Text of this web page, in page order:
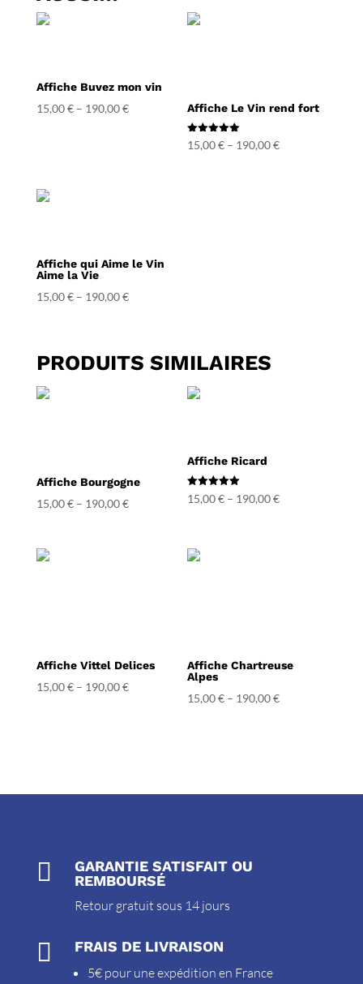
Affiche Buvez mon vin
15,00€– 190,00€ Affiche Le Vin rend fort
Note
5.00
15,00€ – 190,00€
Affiche qui Aime le Vin
Aime la Vie
15,00€– 190,00€
PRODUITS SIMILAIRES
Affiche Bourgogne
15,00€– 190,00€
Affiche Ricard
Note
5.00
15,00€ – 190,00€
Affiche Vittel Delices
15,00€– 190,00€
Affiche Chartreuse
Alpes
15,00€ – 190,00€

GARANTIE SATISFAIT OU
REMBOURSÉ
Retour gratuit sous 14 jours
 FRAIS DE LIVRAISON
5€ pour une expédition en France